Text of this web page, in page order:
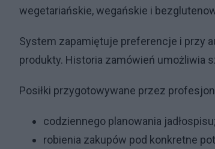
wegetariańskie, wegańskie i
System zapamiętuje preferencje i przy
produkty. Historia zamówień umożliwia
Posiłki przygotowywane przez
codziennego planowania jadłospisu;
robienia zakupów pod konkretne